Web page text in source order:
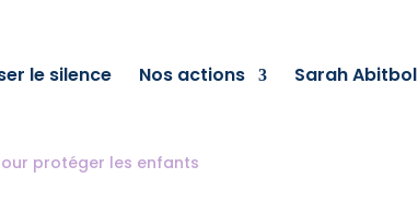
le silence Nos actions Sarah Abitbol